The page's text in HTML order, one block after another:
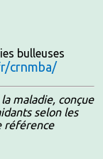
bulleuses
crnmba/
maladie, conçue
selon les
référence